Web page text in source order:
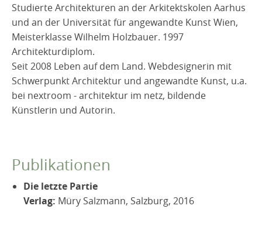
Studierte Architekturen an der Arkitektskolen Aarhus
und an der Universität für angewandte Kunst Wien,
Meisterklasse Wilhelm Holzbauer. 1997
Architekturdiplom.
Seit 2008 Leben auf dem Land. Webdesignerin mit
Schwerpunkt Architektur und angewandte Kunst, u.a.
bei nextroom - architektur im netz, bildende
Künstlerin und Autorin.
Publikationen
Die letzte Partie
Verlag: Müry Salzmann, Salzburg, 2016